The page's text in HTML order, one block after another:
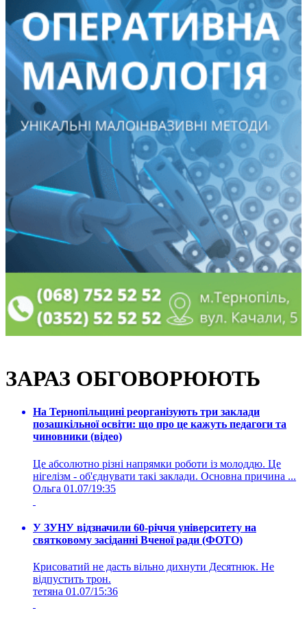
ЗАРАЗ ОБГОВОРЮЮТЬ
На Тернопільщині реорганізують три заклади
позашкільної освіти: що про це кажуть педагоги та
чиновники (відео)
Це абсолютно різні напрямки роботи із молоддю. Це
нігелізм - об'єднувати такі заклади. Основна причина ...
Ольга 01.07/19:35
У ЗУНУ відзначили 60-річчя університету на
святковому засіданні Вченої ради (ФОТО)
Крисоватий не дасть вільно дихнути Десятнюк. Не
відпустить трон.
тетяна 01.07/15:36